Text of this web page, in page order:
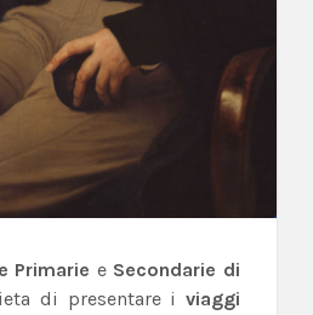
Primarie e Secondarie di
di presentare i viaggi